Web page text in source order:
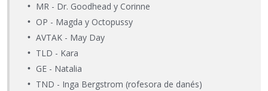
MR - Dr. Goodhead y Corinne
OP - Magda y Octopussy
AVTAK - May Day
TLD - Kara
GE - Natalia
TND - Inga Bergstrom (rofesora de danés)